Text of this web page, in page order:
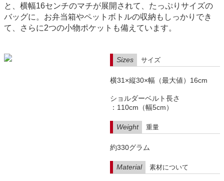
と、横幅16センチのマチが展開されて、たっぷりサイズの
バッグに。お弁当箱やペットボトルの収納もしっかりでき
て、さらに2つの小物ポケットも備えています。
Sizes サイズ
横31×縦30×幅（最大値）16cm
ショルダーベルト長さ
：110cm（幅5cm）
Weight 重量
約330グラム
Material 素材について